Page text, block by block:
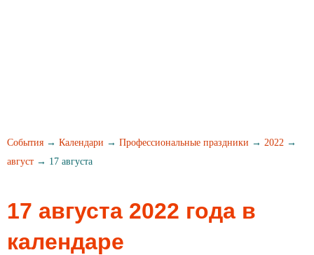
События → Календари → Профессиональные праздники → 2022 →
август → 17 августа
17 августа 2022 года в
календаре